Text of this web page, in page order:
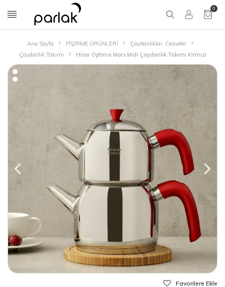
0
Ana Sayfa PİŞİRME ÜRÜNLERİ
Çaydanlıklar, Cezveler
Çaydanlık Takımı
Hisar Optima Mars Midi Çaydanlık Takımı Kırmızı
Favorilere Ekle